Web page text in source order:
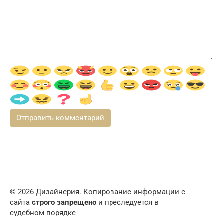
© 2026 Дизайнерия. Копирование информации с
сайта строго запрещено и преследуется в
судебном порядке